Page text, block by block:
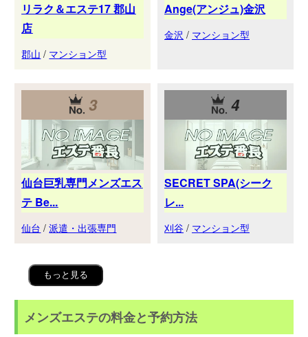
リラク＆エステ17 郡山
店
郡山 / マンション型
Ange(アンジュ)金沢
金沢 / マンション型
3
仙台巨乳専門メンズエス
テ Be...
仙台 /派遣・出張専門
4
SECRET SPA(シーク
レ...
刈谷 / マンション型
もっと見る
メンズエステの料金と予約方法